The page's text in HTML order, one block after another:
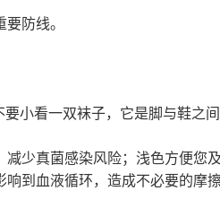
防线。
小看一双袜子，它是脚与鞋之
少真菌感染风险；浅色方便
到血液循环，造成不必要的摩擦